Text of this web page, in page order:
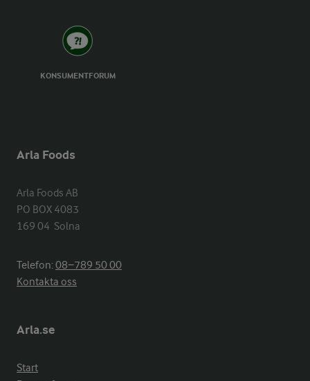
KONSUMENTFORUM
Arla Foods
Arla Foods AB
PO BOX 4083
169 04  Solna
Telefon:08−789 50 00
Kontakta oss
Arla.se
Start